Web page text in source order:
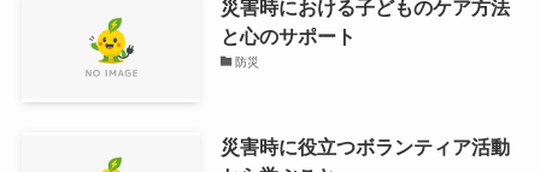
災害時における子どものケア方法
と心のサポート
防災
災害時に役立つボランティア活動